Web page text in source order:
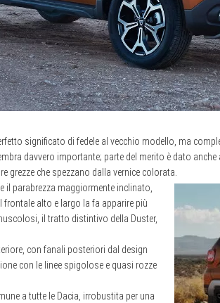
significato di fedele al vecchio modello, ma
davvero importante; parte del merito è dato
grezze che spezzano dalla vernice colorata.
il parabrezza maggiormente inclinato,
frontale alto e largo la fa apparire più
il tratto distintivo della Duster,
con fanali posteriori dal design
con le linee spigolose e quasi rozze
a tutte le Dacia, irrobustita per una